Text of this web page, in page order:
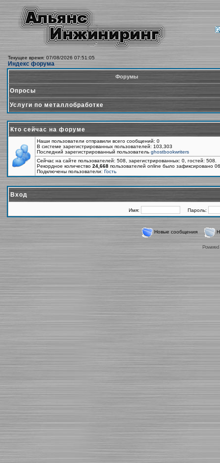
Текущее время: 07/08/2026 07:51:05
Индекс форума
Форумы
Опросы
Услуги по металлобработке
Кто сейчас на форуме
Наши пользователи отправили всего сообщений: 0
В системе зарегистрированных пользователей: 103,303
Последний зарегистрированный пользователь ghostbookwriters
Сейчас на сайте пользователей: 508, зарегистрированных: 0, гостей:
Рекордное количество 24,668 пользователей online было зафиксировано
Подключены пользователи: Гость
Вход
Имя: Пароль:
Новые сообщения